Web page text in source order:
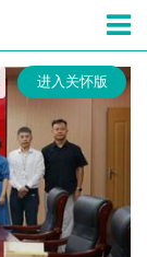
深圳市人民
进入关怀版